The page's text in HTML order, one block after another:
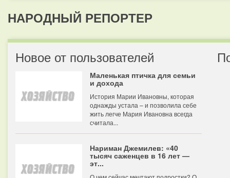
НАРОДНЫЙ РЕПОРТЕР
Новое от пользователей
Маленькая птичка для семьи
и дохода
История Марии Ивановны, которая
однажды устала – и позволила себе
жить легче Мария Ивановна всегда
считала...
Нариман Джемилев: «40
тысяч саженцев в 16 лет —
эт...